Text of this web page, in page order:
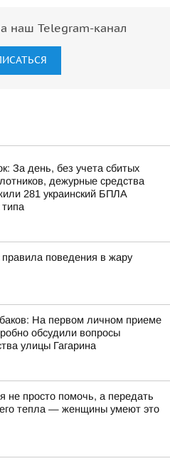
наш Telegram-канал
За день, без учета сбитых
дежурные средства
281 украинский БПЛА
поведения в жару
На первом личном приеме
обсудили вопросы
улицы Гагарина
не просто помочь, а передать
тепла — женщины умеют это